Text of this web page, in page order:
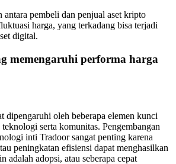
antara pembeli dan penjual aset kripto
harga, yang terkadang bisa terjadi
digital.
memengaruhi performa harga
dipengaruhi oleh beberapa elemen kunci
serta komunitas. Pengembangan
inti Tradoor sangat penting karena
peningkatan efisiensi dapat menghasilkan
adalah adopsi, atau seberapa cepat